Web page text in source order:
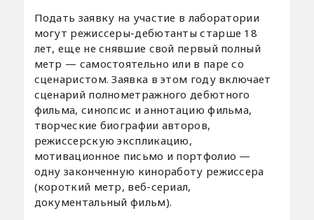
Подать заявку на участие в лаборатории
могут режиссеры-дебютанты старше 18
лет, еще не снявшие свой первый полный
метр — самостоятельно или в паре со
сценаристом. Заявка в этом году включает
сценарий полнометражного дебютного
фильма, синопсис и аннотацию фильма,
творческие биографии авторов,
режиссерскую экспликацию,
мотивационное письмо и портфолио —
одну законченную киноработу режиссера
(короткий метр, веб-сериал,
документальный фильм).